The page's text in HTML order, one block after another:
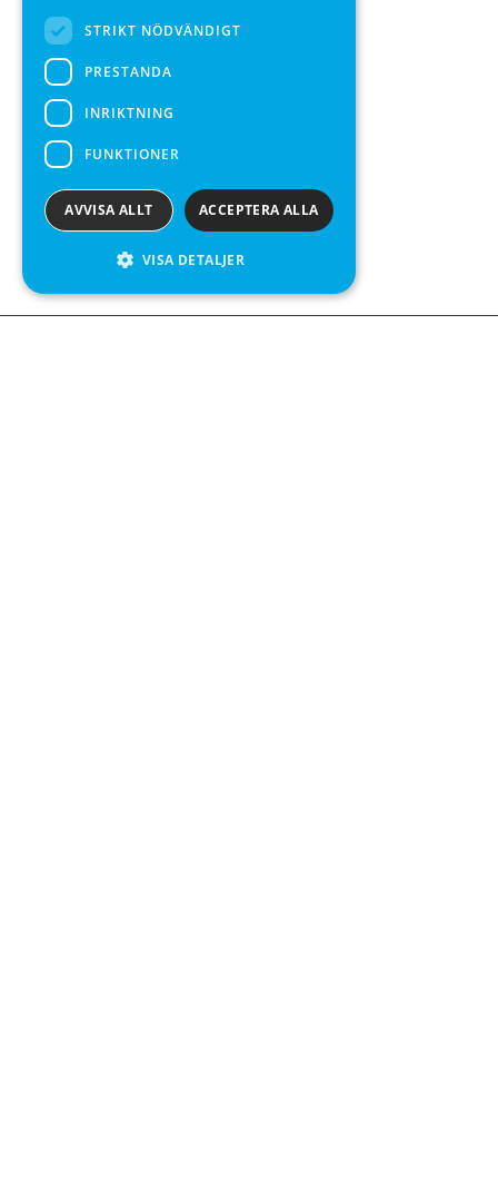
STRIKT NÖDVÄNDIGT
PRESTANDA
INRIKTNING
FUNKTIONER
ACCEPTERA ALLA
AVVISA ALLT
VISA DETALJER